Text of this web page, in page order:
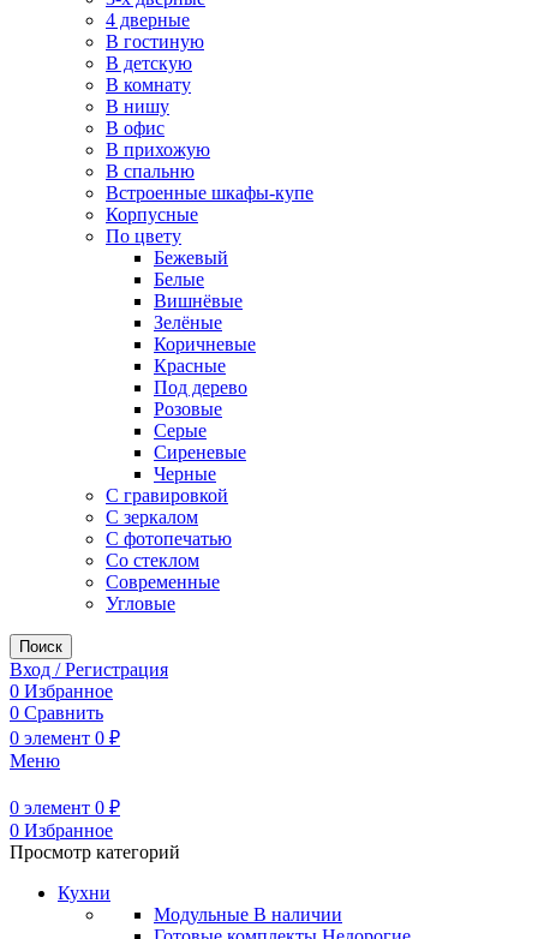
4 дверные
В гостиную
В детскую
В комнату
В нишу
В офис
В прихожую
В спальню
Встроенные шкафы-купе
Корпусные
По цвету
Бежевый
Белые
Вишнёвые
Зелёные
Коричневые
Красные
Под дерево
Розовые
Серые
Сиреневые
Черные
С гравировкой
С зеркалом
С фотопечатью
Со стеклом
Современные
Угловые
Поиск
Вход / Регистрация
0 Избранное
0 Сравнить
0 элемент 0 ₽
Меню
0 элемент 0 ₽
0 Избранное
Просмотр категорий
Кухни
Модульные В наличии